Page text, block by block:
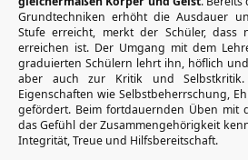
Grundtechniken erhöht die Ausdauer
Stufe erreicht, merkt der Schüler,
erreichen ist. Der Umgang mit dem
graduierten Schülern lehrt ihn, höflich
aber auch zur Kritik und Selbstkritik.
Eigenschaften wie Selbstbeherrschung,
gefördert. Beim fortdauernden Üben mit
das Gefühl der Zusammengehörigkeit
Integrität, Treue und Hilfsbereitschaft.